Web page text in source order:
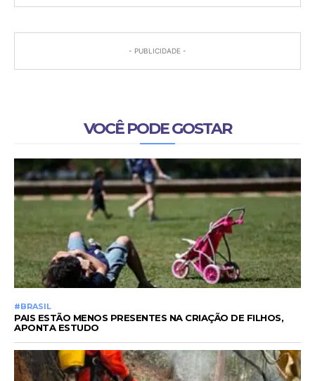
- PUBLICIDADE -
VOCÊ PODE GOSTAR
#BRASIL
PAIS ESTÃO MENOS PRESENTES NA CRIAÇÃO DE FILHOS,
APONTA ESTUDO